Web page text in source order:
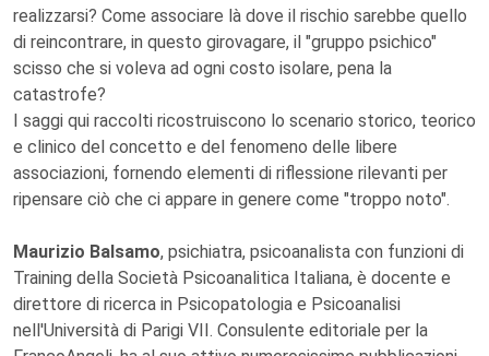
realizzarsi? Come associare là dove il rischio sarebbe quello
di reincontrare, in questo girovagare, il "gruppo psichico"
scisso che si voleva ad ogni costo isolare, pena la
catastrofe?
I saggi qui raccolti ricostruiscono lo scenario storico, teorico
e clinico del concetto e del fenomeno delle libere
associazioni, fornendo elementi di riflessione rilevanti per
ripensare ciò che ci appare in genere come "troppo noto".
Maurizio Balsamo, psichiatra, psicoanalista con funzioni di
Training della Società Psicoanalitica Italiana, è docente e
direttore di ricerca in Psicopatologia e Psicoanalisi
nell'Università di Parigi VII. Consulente editoriale per la